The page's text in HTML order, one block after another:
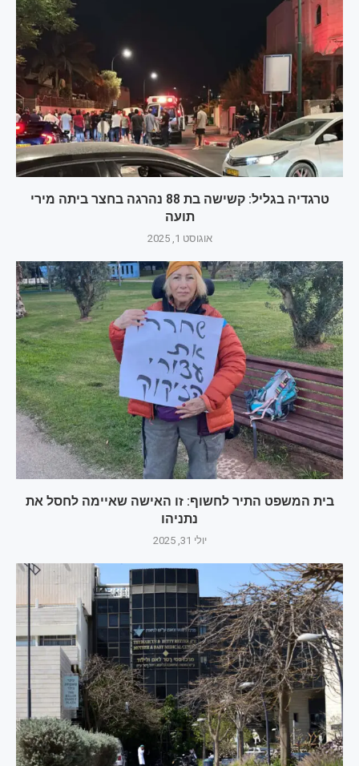
טרגדיה בגליל: קשישה בת 88 נהרגה בחצר ביתה מירי
תועה
אוגוסט 1, 2025
בית המשפט התיר לחשוף: זו האישה שאיימה לחסל את
נתניהו
יולי 31, 2025